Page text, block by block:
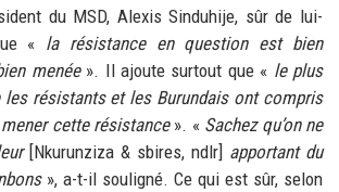
du MSD, Alexis Sinduhije, sûr de lui-
« la résistance en question est bien
menée». Il ajoute surtout que « le plus
résistants et les Burundais ont compris
cette résistance». « Sachez qu’on ne
[Nkurunziza & sbires, ndlr] apportant du
», a-t-il souligné. Ce qui est sûr, selon